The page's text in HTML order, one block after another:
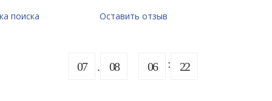
поиска Оставить отзыв
07 08 06 22